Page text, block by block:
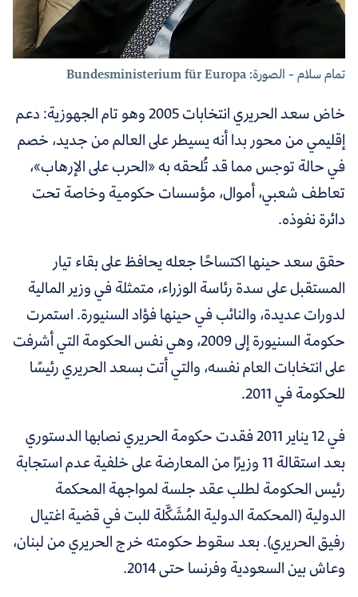
تمام سلام - الصورة: Bundesministerium für Europa
خاض سعد الحريري انتخابات 2005 وهو تام الجهوزية: دعم
إقليمي من محور بدا أنه يسيطر على العالم من جديد، خصم
في حالة توجس مما قد تُلحقه به «الحرب على الإرهاب»،
تعاطف شعبي، أموال، مؤسسات حكومية وخاصة تحت
دائرة نفوذه.
حقق سعد حينها اكتساحًا جعله يحافظ على بقاء تيار
المستقبل على سدة رئاسة الوزراء، متمثلة في وزير المالية
لدورات عديدة، والنائب في حينها فؤاد السنيورة. استمرت
حكومة السنيورة إلى 2009، وهي نفس الحكومة التي أشرفت
على انتخابات العام نفسه، والتي أتت بسعد الحريري رئيسًا
للحكومة في 2011.
في 12 يناير 2011 فقدت حكومة الحريري نصابها الدستوري
بعد استقالة 11 وزيرًا من المعارضة على خلفية عدم استجابة
رئيس الحكومة لطلب عقد جلسة لمواجهة المحكمة
الدولية (المحكمة الدولية المُشَكَّلة للبت في قضية اغتيال
رفيق الحريري). بعد سقوط حكومته خرج الحريري من لبنان،
وعاش بين السعودية وفرنسا حتى 2014.